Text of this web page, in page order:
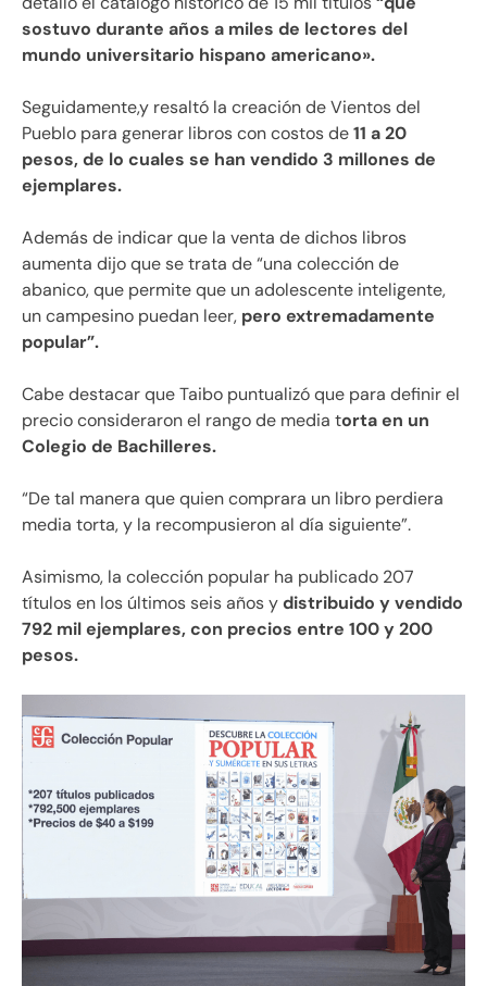
sostuvo durante años a miles de lectores del
mundo universitario hispano americano».
Seguidamente,y resaltó la creación de Vientos del
Pueblo para generar libros con costos de11 a 20
pesos, de lo cuales se han vendido 3 millones de
ejemplares.
Además de indicar que la venta de dichos libros
aumenta dijo que se trata de “una colección de
abanico, que permite que un adolescente inteligente,
un campesino puedan leer, pero extremadamente
popular”.
Cabe destacar que Taibo puntualizó que para definir el
precio consideraron el rango de media torta en un
Colegio de Bachilleres.
“De tal manera que quien comprara un libro perdiera
media torta, y la recompusieron al día siguiente”.
Asimismo, la colección popular ha publicado 207
títulos en los últimos seis años ydistribuido y vendido
792 mil ejemplares, con precios entre 100 y 200
pesos.